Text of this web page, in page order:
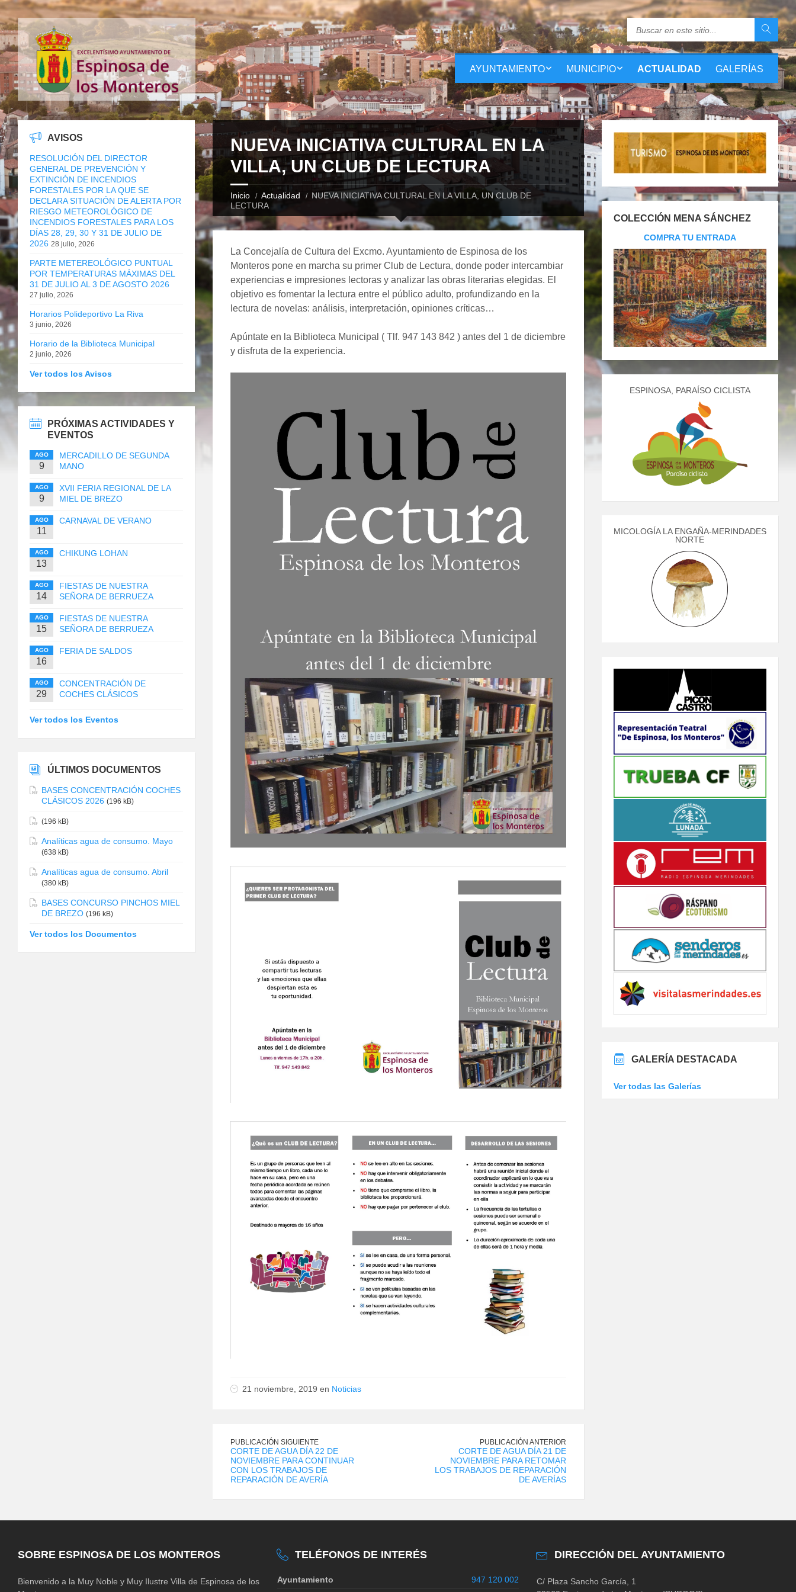
AYUNTAMIENTO MUNICIPIO ACTUALIDAD GALERÍAS
NUEVA INICIATIVA CULTURAL EN LA
VILLA, UN CLUB DE LECTURA
Inicio Actualidad
NUEVA INICIATIVA CULTURAL EN LA VILLA, UN CLUB DE
LECTURA
La Concejalía de Cultura del Excmo. Ayuntamiento de Espinosa de los
Monteros pone en marcha su primer Club de Lectura, donde poder intercambiar
experiencias e impresiones lectoras y analizar las obras literarias elegidas. El
objetivo es fomentar la lectura entre el público adulto, profundizando en la
lectura de novelas: análisis, interpretación, opiniones críticas…
Apúntate en la Biblioteca Municipal ( Tlf. 947 143 842 ) antes del 1 de diciembre
y disfruta de la experiencia.
21 noviembre, 2019 en Noticias
PUBLICACIÓN SIGUIENTE
CORTE DE AGUA DÍA 22 DE
NOVIEMBRE PARA CONTINUAR
CON LOS TRABAJOS DE
REPARACIÓN DE AVERÍA
PUBLICACIÓN ANTERIOR
CORTE DE AGUA DÍA 21 DE
NOVIEMBRE PARA RETOMAR
LOS TRABAJOS DE REPARACIÓN
DE AVERÍAS
AVISOS
RESOLUCIÓN DEL DIRECTOR
GENERAL DE PREVENCIÓN Y
EXTINCIÓN DE INCENDIOS
FORESTALES POR LA QUE SE
DECLARA SITUACIÓN DE ALERTA POR
RIESGO METEOROLÓGICO DE
INCENDIOS FORESTALES PARA LOS
DÍAS 28, 29, 30 Y 31 DE JULIO DE
2026 28 julio, 2026
PARTE METEREOLÓGICO PUNTUAL
POR TEMPERATURAS MÁXIMAS DEL
31 DE JULIO AL 3 DE AGOSTO 2026
27 julio, 2026
Horarios Polideportivo La Riva
3 junio, 2026
Horario de la Biblioteca Municipal
2 junio, 2026
Ver todos los Avisos
PRÓXIMAS ACTIVIDADES Y
EVENTOS
AGO
9
MERCADILLO DE SEGUNDA
MANO
AGO
9
XVII FERIA REGIONAL DE LA
MIEL DE BREZO
AGO
11
CARNAVAL DE VERANO
AGO
13
CHIKUNG LOHAN
AGO
14
FIESTAS DE NUESTRA
SEÑORA DE BERRUEZA
AGO
15
FIESTAS DE NUESTRA
SEÑORA DE BERRUEZA
AGO
16
FERIA DE SALDOS
AGO
29
CONCENTRACIÓN DE
COCHES CLÁSICOS
Ver todos los Eventos
ÚLTIMOS DOCUMENTOS
BASES CONCENTRACIÓN COCHES
CLÁSICOS 2026 (196 kB)
(196 kB)
Analíticas agua de consumo. Mayo
(638 kB)
Analíticas agua de consumo. Abril
(380 kB)
BASES CONCURSO PINCHOS MIEL
DE BREZO (196 kB)
Ver todos los Documentos
COLECCIÓN MENA SÁNCHEZ
COMPRA TU ENTRADA
ESPINOSA, PARAÍSO CICLISTA
MICOLOGÍA LA ENGAÑA-MERINDADES
NORTE
GALERÍA DESTACADA
Ver todas las Galerías
SOBRE ESPINOSA DE LOS MONTEROS
Bienvenido a la Muy Noble y Muy Ilustre Villa de Espinosa de los
TELÉFONOS DE INTERÉS
Ayuntamiento 947 120 002
DIRECCIÓN DEL AYUNTAMIENTO
C/ Plaza Sancho García, 1